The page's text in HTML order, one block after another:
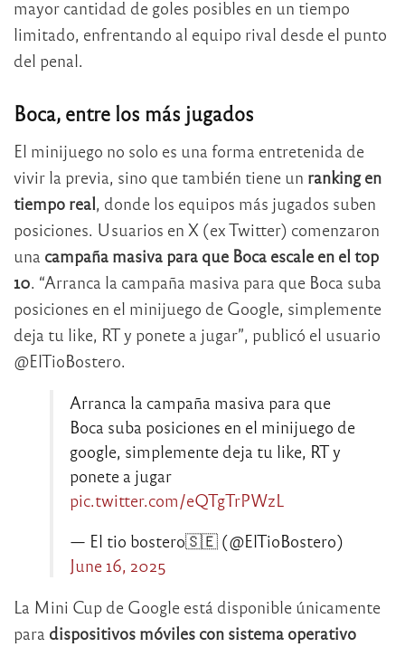
mayor cantidad de goles posibles en un tiempo
limitado, enfrentando al equipo rival desde el punto
del penal.
Boca, entre los más jugados
El minijuego no solo es una forma entretenida de
vivir la previa, sino que también tiene un ranking en
tiempo real, donde los equipos más jugados suben
posiciones. Usuarios en X (ex Twitter) comenzaron
una campaña masiva para que Boca escale en el top
10. “Arranca la campaña masiva para que Boca suba
posiciones en el minijuego de Google, simplemente
deja tu like, RT y ponete a jugar”, publicó el usuario
@ElTioBostero.
Arranca la campaña masiva para que
Boca suba posiciones en el minijuego de
google, simplemente deja tu like, RT y
ponete a jugar
pic.twitter.com/eQTgTrPWzL
— El tio bostero🇸🇪 (@ElTioBostero)
June 16, 2025
La Mini Cup de Google está disponible únicamente
para dispositivos móviles con sistema operativo